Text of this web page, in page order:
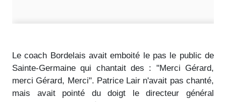
Le coach Bordelais avait emboité le pas le public de
Sainte-Germaine qui chantait des : "Merci Gérard,
merci Gérard, Merci". Patrice Lair n'avait pas chanté,
mais avait pointé du doigt le directeur général